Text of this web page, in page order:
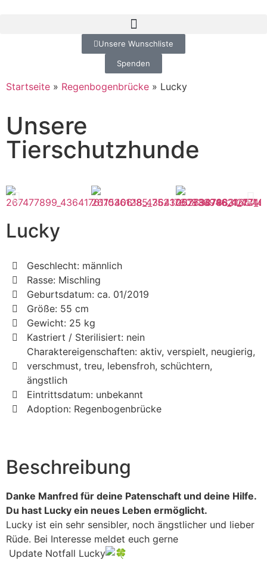
Unsere Wunschliste
Spenden
Startseite » Regenbogenbrücke » Lucky
Unsere
Tierschutzhunde
Lucky
Geschlecht: männlich
Rasse: Mischling
Geburtsdatum: ca. 01/2019
Größe: 55 cm
Gewicht: 25 kg
Kastriert / Sterilisiert: nein
Charaktereigenschaften: aktiv, verspielt, neugierig,
verschmust, treu, lebensfroh, schüchtern,
ängstlich
Eintrittsdatum: unbekannt
Adoption: Regenbogenbrücke
Beschreibung
Danke Manfred für deine Patenschaft und deine Hilfe.
Du hast Lucky ein neues Leben ermöglicht.
Lucky ist ein sehr sensibler, noch ängstlicher und lieber
Rüde. Bei Interesse meldet euch gerne
Update Notfall Lucky